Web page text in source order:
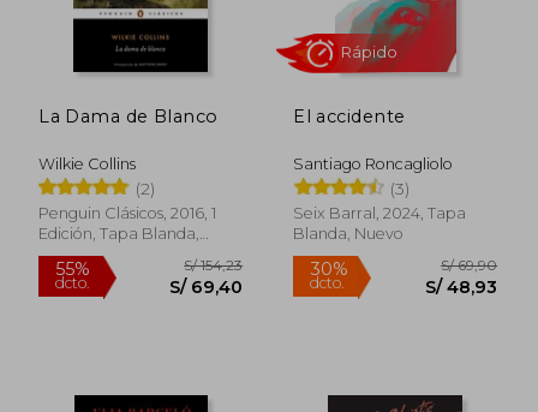
30% S/ 39,90 10%
La Dama de Blanco
Wilkie Collins
(2)
Penguin Clásicos, 2016, 1
Edición, Tapa Blanda,
Nuevo
El accidente
Santiago Roncagliolo
(3)
Seix Barral, 2024, Tapa
Blanda, Nuevo